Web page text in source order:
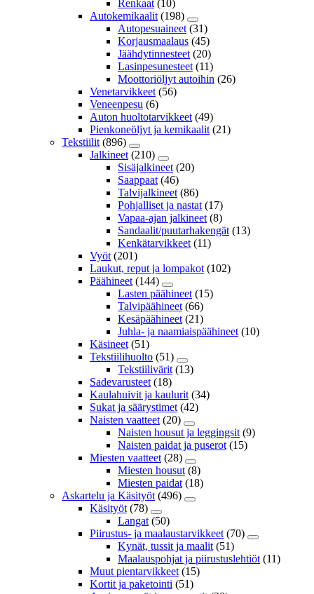
Renkaat (10)
Autokemikaalit (198)
Autopesuaineet (31)
Korjausmaalaus (45)
Jäähdytinnesteet (20)
Lasinpesunesteet (11)
Moottoriöljyt autoihin (26)
Venetarvikkeet (56)
Veneenpesu (6)
Auton huoltotarvikkeet (49)
Pienkoneöljyt ja kemikaalit (21)
Tekstiilit (896)
Jalkineet (210)
Sisäjalkineet (20)
Saappaat (46)
Talvijalkineet (86)
Pohjalliset ja nastat (17)
Vapaa-ajan jalkineet (8)
Sandaalit/puutarhakengät (13)
Kenkätarvikkeet (11)
Vyöt (201)
Laukut, reput ja lompakot (102)
Päähineet (144)
Lasten päähineet (15)
Talvipäähineet (66)
Kesäpäähineet (21)
Juhla- ja naamiaispäähineet (10)
Käsineet (51)
Tekstiilihuolto (51)
Tekstiilivärit (13)
Sadevarusteet (18)
Kaulahuivit ja kaulurit (34)
Sukat ja säärystimet (42)
Naisten vaatteet (20)
Naisten housut ja leggingsit (9)
Naisten paidat ja puserot (15)
Miesten vaatteet (28)
Miesten housut (8)
Miesten paidat (18)
Askartelu ja Käsityöt (496)
Käsityöt (78)
Langat (50)
Piirustus- ja maalaustarvikkeet (70)
Kynät, tussit ja maalit (51)
Maalauspohjat ja piirustuslehtiöt (11)
Muut pientarvikkeet (15)
Kortit ja paketointi (51)